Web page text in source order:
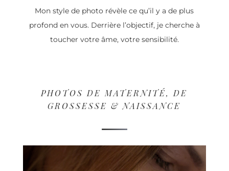
Mon style de photo révèle ce qu’il y a de plus
profond en vous. Derrière l’objectif, je cherche à
toucher votre âme, votre sensibilité.
PHOTOS DE MATERNITÉ, DE
GROSSESSE & NAISSANCE